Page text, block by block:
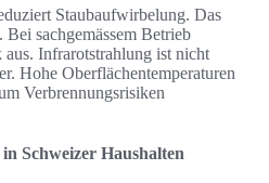
Staubaufwirbelung. Das
sachgemässem Betrieb
Infrarotstrahlung ist nicht
Hohe Oberflächentemperaturen
Verbrennungsrisiken
Schweizer Haushalten